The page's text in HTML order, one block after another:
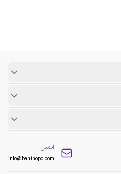
ایمیل:
info@baninopc.com